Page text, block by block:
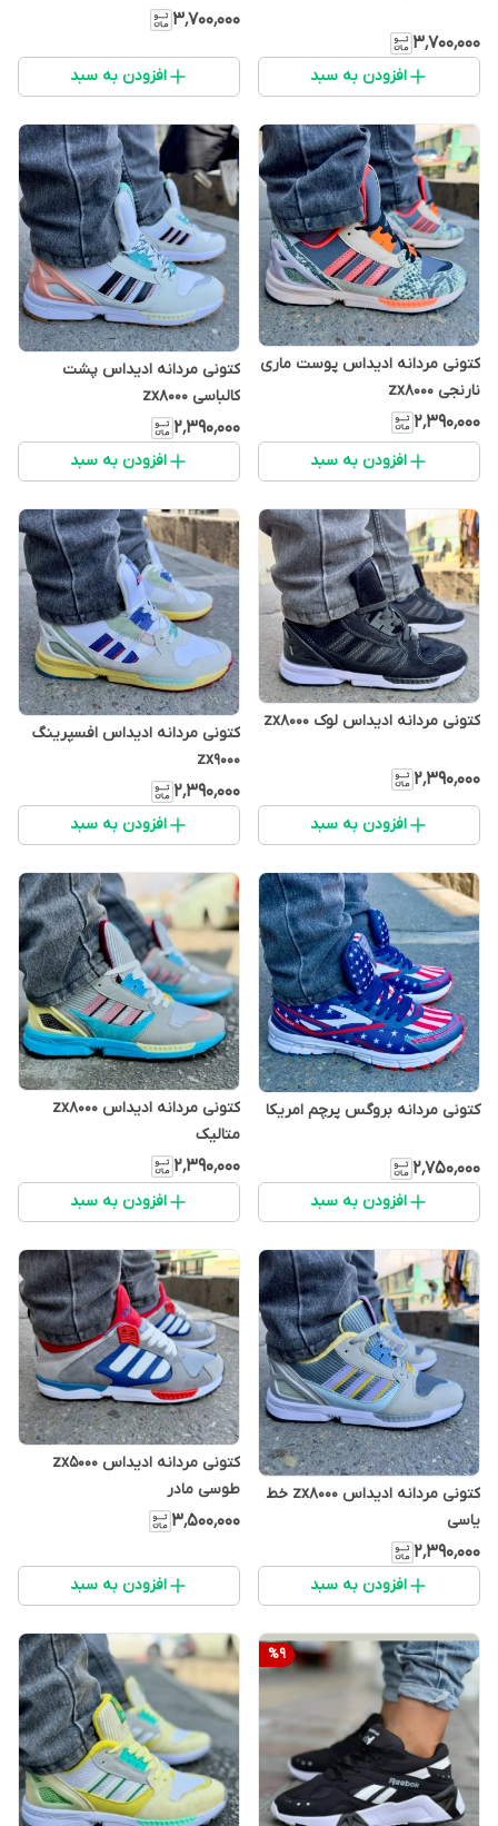
۳٬۷۰۰٬۰۰۰
افزودن به سبد
۳٬۷۰۰٬۰۰۰
افزودن به سبد
کتونی مردانه ادیداس پوست ماری
نارنجی zx8000
۲٬۳۹۰٬۰۰۰
افزودن به سبد
کتونی مردانه ادیداس پشت
کالباسی zx8000
۲٬۳۹۰٬۰۰۰
افزودن به سبد
کتونی مردانه ادیداس لوک zx8000
۲٬۳۹۰٬۰۰۰
افزودن به سبد
کتونی مردانه ادیداس افسپرینگ
zx9000
۲٬۳۹۰٬۰۰۰
افزودن به سبد
کتونی مردانه بروگس پرچم امریکا
۲٬۷۵۰٬۰۰۰
افزودن به سبد
کتونی مردانه ادیداس zx8000
متالیک
۲٬۳۹۰٬۰۰۰
افزودن به سبد
کتونی مردانه ادیداس zx8000 خط
یاسی
۲٬۳۹۰٬۰۰۰
افزودن به سبد
کتونی مردانه ادیداس zx5000
طوسی مادر
۳٬۵۰۰٬۰۰۰
افزودن به سبد
%9